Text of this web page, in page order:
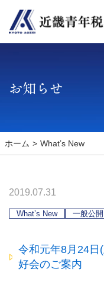
お知らせ
ホーム What’s New
2019.07.31
What’s New 一般公開
令和元年8月24
好会のご案内